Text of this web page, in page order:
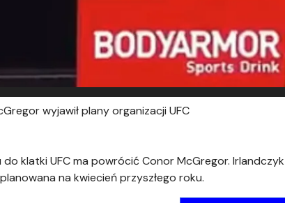
wyjawił plany organizacji UFC
do klatki UFC ma powrócić Conor McGregor.
na kwiecień przyszłego roku.